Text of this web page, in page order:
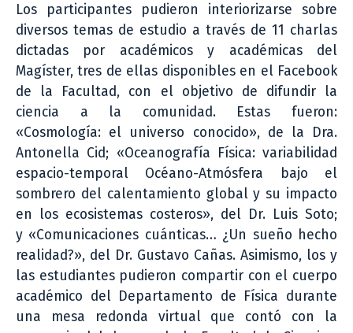
Los participantes pudieron interiorizarse sobre
diversos temas de estudio a través de 11 charlas
dictadas por académicos y académicas del
Magíster, tres de ellas disponibles en el Facebook
de la Facultad, con el objetivo de difundir la
ciencia a la comunidad. Estas fueron:
«Cosmología: el universo conocido», de la Dra.
Antonella Cid; «Oceanografía Física: variabilidad
espacio-temporal Océano-Atmósfera bajo el
sombrero del calentamiento global y su impacto
en los ecosistemas costeros», del Dr. Luis Soto;
y «Comunicaciones cuánticas… ¿Un sueño hecho
realidad?», del Dr. Gustavo Cañas. Asimismo, los y
las estudiantes pudieron compartir con el cuerpo
académico del Departamento de Física durante
una mesa redonda virtual que contó con la